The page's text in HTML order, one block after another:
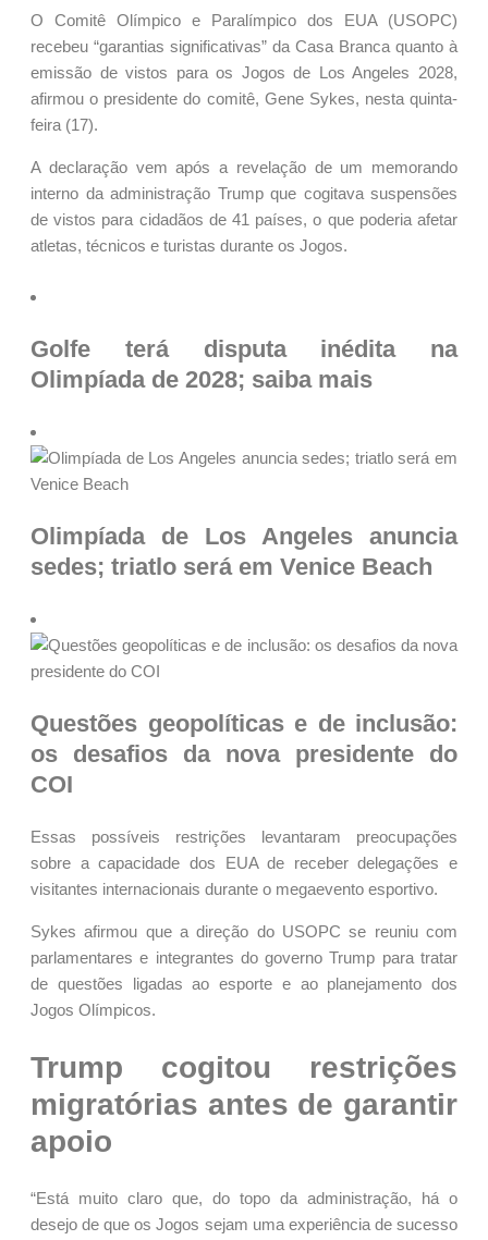
O Comitê Olímpico e Paralímpico dos EUA (USOPC)
recebeu “garantias significativas” da Casa Branca quanto à
emissão de vistos para os Jogos de Los Angeles 2028,
afirmou o presidente do comitê, Gene Sykes, nesta quinta-
feira (17).
A declaração vem após a revelação de um memorando
interno da administração Trump que cogitava suspensões
de vistos para cidadãos de 41 países, o que poderia afetar
atletas, técnicos e turistas durante os Jogos.
Golfe terá disputa inédita na
Olimpíada de 2028; saiba mais
Olimpíada de Los Angeles anuncia
sedes; triatlo será em Venice Beach
Questões geopolíticas e de inclusão:
os desafios da nova presidente do
COI
Essas possíveis restrições levantaram preocupações
sobre a capacidade dos EUA de receber delegações e
visitantes internacionais durante o megaevento esportivo.
Sykes afirmou que a direção do USOPC se reuniu com
parlamentares e integrantes do governo Trump para tratar
de questões ligadas ao esporte e ao planejamento dos
Jogos Olímpicos.
Trump cogitou restrições
migratórias antes de garantir
apoio
“Está muito claro que, do topo da administração, há o
desejo de que os Jogos sejam uma experiência de sucesso